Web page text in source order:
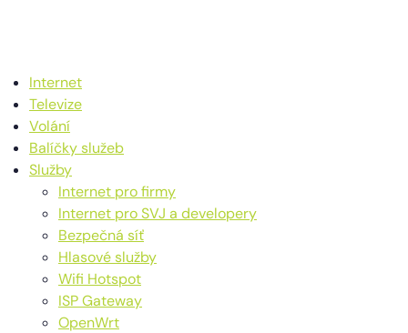
Internet
Televize
Volání
Balíčky služeb
Služby
Internet pro firmy
Internet pro SVJ a developery
Bezpečná síť
Hlasové služby
Wifi Hotspot
ISP Gateway
OpenWrt